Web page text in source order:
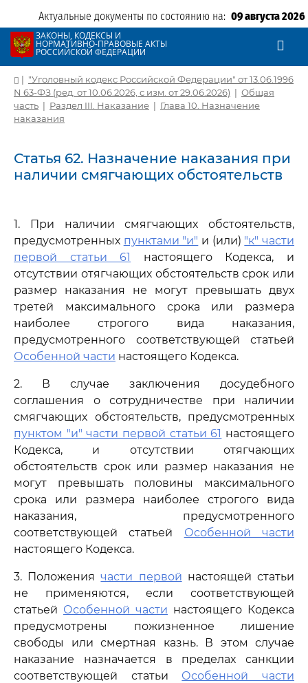
Актуальные документы по состоянию на: 09 августа 2026
ЗАКОНЫ, КОДЕКСЫ И
НОРМАТИВНО-ПРАВОВЫЕ АКТЫ
РОССИЙСКОЙ ФЕДЕРАЦИИ
| "Уголовный кодекс Российской Федерации" от 13.06.1996
N 63-ФЗ (ред. от 10.06.2026, с изм. от 29.06.2026) | Общая
часть | Раздел III. Наказание | Глава 10. Назначение
наказания
Статья 62. Назначение наказания при
наличии смягчающих обстоятельств
1. При наличии смягчающих обстоятельств,
предусмотренных пунктами "и" и (или) "к" части
первой статьи 61
настоящего Кодекса, и
отсутствии отягчающих обстоятельств срок или
размер наказания не могут превышать двух
третей максимального срока или размера
наиболее строгого вида наказания,
предусмотренного соответствующей статьей
Особенной части настоящего Кодекса.
2. В случае заключения досудебного
соглашения о сотрудничестве при наличии
смягчающих обстоятельств, предусмотренных
пунктом "и" части первой статьи 61 настоящего
Кодекса, и отсутствии отягчающих
обстоятельств срок или размер наказания не
могут превышать половины максимального
срока или размера наиболее строгого вида
наказания, предусмотренного
соответствующей статьей Особенной части
настоящего Кодекса.
3. Положениячасти первой настоящей статьи
не применяются, если соответствующей
статьей Особенной части настоящего Кодекса
предусмотрены пожизненное лишение
свободы или смертная казнь. В этом случае
наказание назначается в пределах санкции
соответствующей статьи Особенной части